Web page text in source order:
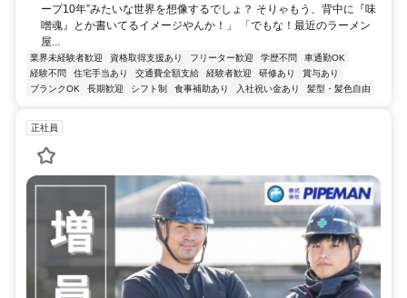
ープ10年”みたいな世界を想像するでしょ？ そりゃもう、背中に『味
噌魂』とか書いてるイメージやんか！」 「でもな！最近のラーメン
屋...
業界未経験者歓迎 資格取得支援あり フリーター歓迎 学歴不問
車通勤OK
経験不問
住宅手当あり 交通費全額支給 経験者歓迎 研修あり
賞与あり
ブランクOK
長期歓迎 シフト制 食事補助あり 入社祝い金あり 髪型・髪色自由
正社員